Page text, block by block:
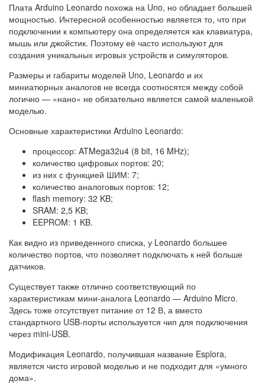
Плата Arduino Leonardo похожа на Uno, но обладает большей
мощностью. Интересной особенностью является то, что при
подключении к компьютеру она определяется как клавиатура,
мышь или джойстик. Поэтому её часто используют для
создания уникальных игровых устройств и симуляторов.
Размеры и габариты моделей Uno, Leonardo и их
миниатюрных аналогов не всегда соотносятся между собой
логично — «нано» не обязательно является самой маленькой
моделью.
Основные характеристики Arduino Leonardo:
процессор: ATMega32u4 (8 bit, 16 MHz);
количество цифровых портов: 20;
из них с функцией ШИМ: 7;
количество аналоговых портов: 12;
flash memory: 32 KB;
SRAM: 2,5 KB;
EEPROM: 1 KB.
Как видно из приведенного списка, у Leonardo большее
количество портов, что позволяет подключать к ней больше
датчиков.
Существует также отлично соответствующий по
характеристикам мини-аналога Leonardo — Arduino Micro.
Здесь тоже отсутствует питание от 12 В, а вместо
стандартного USB-порты используется чип для подключения
через mini-USB.
Модификация Leonardo, получившая название Esplora,
является чисто игровой моделью и не подходит для «умного
дома».